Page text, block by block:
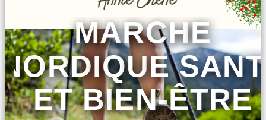
MARCHE
NORDIQUE
ET BIEN-ÊTRE